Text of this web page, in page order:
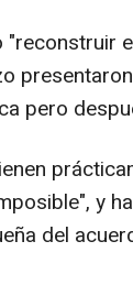
pero
y
del